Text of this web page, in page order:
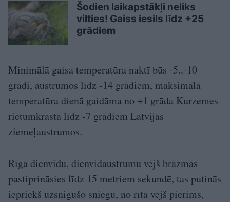
Šodien laikapstākļi neliks
vilties! Gaiss iesils līdz +25
grādiem
Minimālā gaisa temperatūra naktī būs -5..-10
grādi, austrumos līdz -14 grādiem, maksimālā
temperatūra dienā gaidāma no +1 grāda Kurzemes
rietumkrastā līdz -7 grādiem Latvijas
ziemeļaustrumos.
Rīgā dienvidu, dienvidaustrumu vējš brāzmās
pastiprināsies līdz 15 metriem sekundē, tas putinās
iepriekš uzsnigušo sniegu, no rīta vējš pierims,